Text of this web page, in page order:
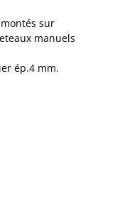
sur
manuels
ép.4 mm.